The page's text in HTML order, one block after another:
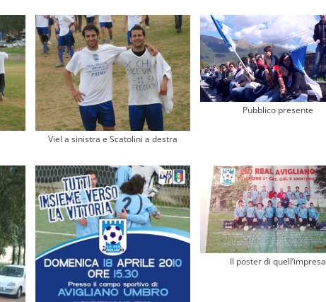
Viel a sinistra e Scatolini a destra
Pubblico presente
Il poster di quell’impresa